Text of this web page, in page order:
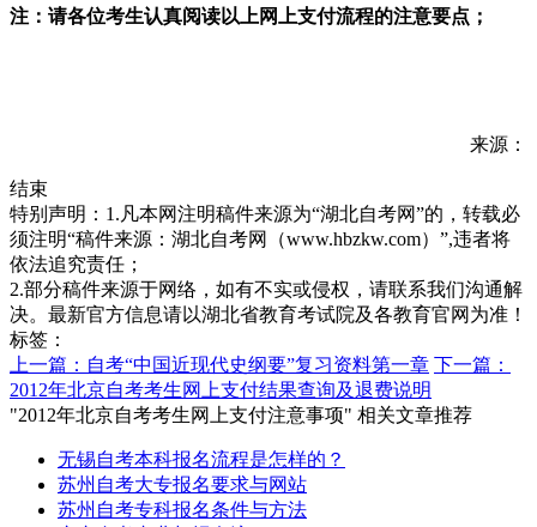
注：请各位考生认真阅读以上网上支付流程的注意要点；
来源：
结束
特别声明：1.凡本网注明稿件来源为“湖北自考网”的，转载必
须注明“稿件来源：湖北自考网（www.hbzkw.com）”,违者将
依法追究责任；
2.部分稿件来源于网络，如有不实或侵权，请联系我们沟通解
决。最新官方信息请以湖北省教育考试院及各教育官网为准！
标签：
上一篇：自考“中国近现代史纲要”复习资料第一章 下一篇：
2012年北京自考考生网上支付结果查询及退费说明
"2012年北京自考考生网上支付注意事项" 相关文章推荐
无锡自考本科报名流程是怎样的？
苏州自考大专报名要求与网站
苏州自考专科报名条件与方法